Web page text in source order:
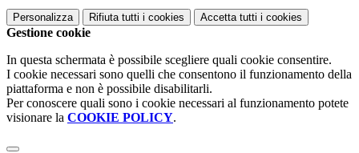
Personalizza Rifiuta tutti i cookies Accetta tutti i cookies
Gestione cookie
In questa schermata è possibile scegliere quali cookie consentire.
I cookie necessari sono quelli che consentono il funzionamento della
piattaforma e non è possibile disabilitarli.
Per conoscere quali sono i cookie necessari al funzionamento potete
visionare la COOKIE POLICY.